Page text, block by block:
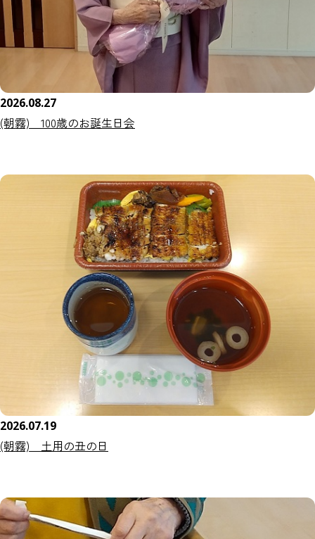
2026.08.27
(朝霧) 100歳のお誕生日会
2026.07.19
(朝霧) 土用の丑の日